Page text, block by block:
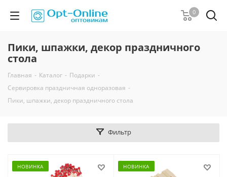
0
Пики, шпажки, декор праздничного
стола
Главная - Каталог - Подарки -
Сервировка праздничная одноразовая -
Пики, шпажки, декор праздничного стола
Фильтр
НОВИНКА НОВИНКА